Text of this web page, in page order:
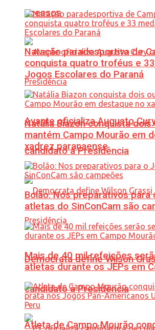
acessos
Avante oficializa Augusto
candidato à Presidência
Democrata define Wilson
candidato à Presidência
Natação paradesportiva de
conquista quatro troféus e
Jogos Escolares do Paraná
Natália Biazon conquista dois
mantém Campo Mourão em
xadrez paranaense
Bolão: Nos preparativos para
atletas do SinConCam são
Mais de 40 mil refeições
atletas durante os JEPs em
Atleta de Campo Mourão